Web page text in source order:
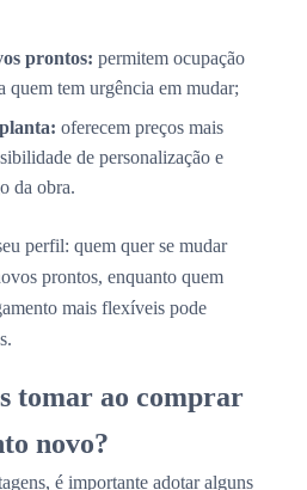
prontos: permitem ocupação
quem tem urgência em mudar;
oferecem preços mais
de personalização e
da obra.
perfil: quem quer se mudar
prontos, enquanto quem
mais flexíveis pode
tomar ao comprar
novo?
é importante adotar alguns